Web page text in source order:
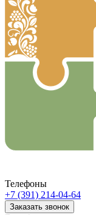
Телефоны
+7 (391) 214-04-64
Заказать звонок